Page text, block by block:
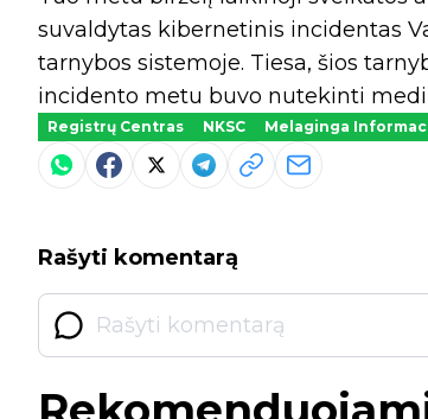
suvaldytas kibernetinis incidentas
tarnybos sistemoje. Tiesa, šios
incidento metu buvo nutekinti
Registrų Centras NKSC Melaginga
Rašyti komentarą